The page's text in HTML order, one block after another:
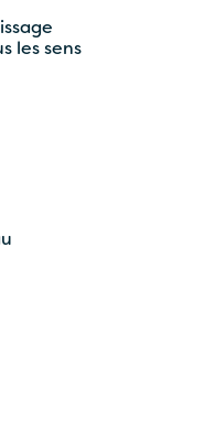
les sens